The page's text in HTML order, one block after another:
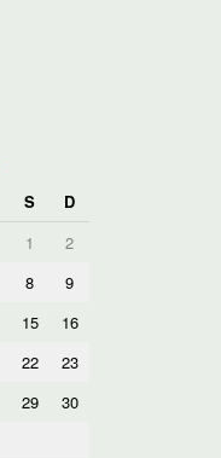
S
D
1
2
8
9
15
16
22
23
29
30